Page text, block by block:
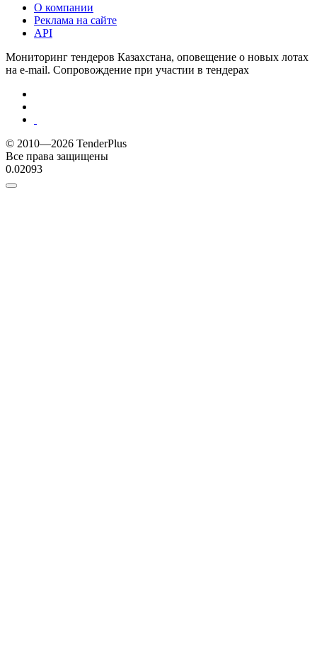
О компании
Реклама на сайте
API
Мониторинг тендеров Казахстана, оповещение о новых лотах
на e-mail. Сопровождение при участии в тендерах
© 2010—2026 TenderPlus
Все права защищены
0.02093